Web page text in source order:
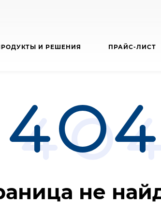
И РЕШЕНИЯ ПРАЙС-ЛИСТ
не